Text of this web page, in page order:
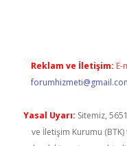
Reklam ve İletişim: E-
Yasal Uyarı: Sitemiz,
ve İletişim Kurumu (BTK)